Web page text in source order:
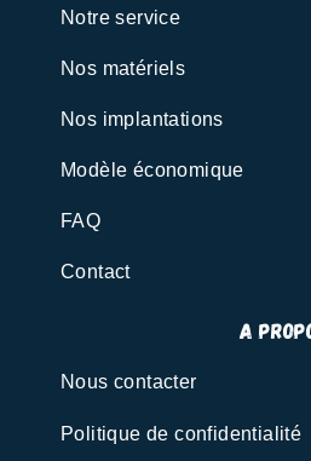
Notre service
Nos matériels
Nos implantations
Modèle économique
FAQ
Contact
A
Nous contacter
Politique de confidentialité